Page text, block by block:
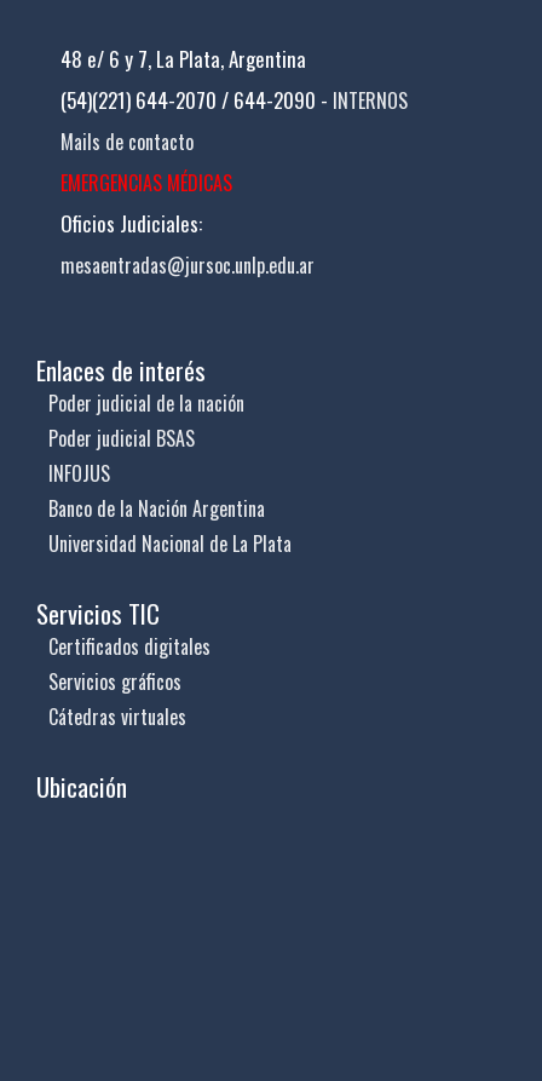
48 e/ 6 y 7, La Plata, Argentina
(54)(221) 644-2070 / 644-2090 - INTERNOS
Mails de contacto
EMERGENCIAS MÉDICAS
Oficios Judiciales:
mesaentradas@jursoc.unlp.edu.ar
Enlaces de interés
Poder judicial de la nación
Poder judicial BSAS
INFOJUS
Banco de la Nación Argentina
Universidad Nacional de La Plata
Servicios TIC
Certificados digitales
Servicios gráficos
Cátedras virtuales
Ubicación